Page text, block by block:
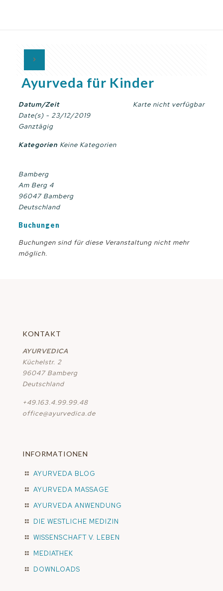
Ayurveda für Kinder
Karte nicht verfügbar
Datum/Zeit
Date(s) - 23/12/2019
Ganztägig
Kategorien Keine Kategorien
Bamberg
Am Berg 4
96047 Bamberg
Deutschland
Buchungen
Buchungen sind für diese Veranstaltung nicht mehr
möglich.
KONTAKT
AYURVEDICA
Küchelstr. 2
96047 Bamberg
Deutschland
+49.163.4.99.99.48
office@ayurvedica.de
INFORMATIONEN
AYURVEDA BLOG
AYURVEDA MASSAGE
AYURVEDA ANWENDUNG
DIE WESTLICHE MEDIZIN
WISSENSCHAFT V. LEBEN
MEDIATHEK
DOWNLOADS